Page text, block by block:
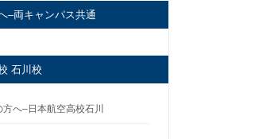
–両キャンパス共通
石川校
へ–日本航空高校石川